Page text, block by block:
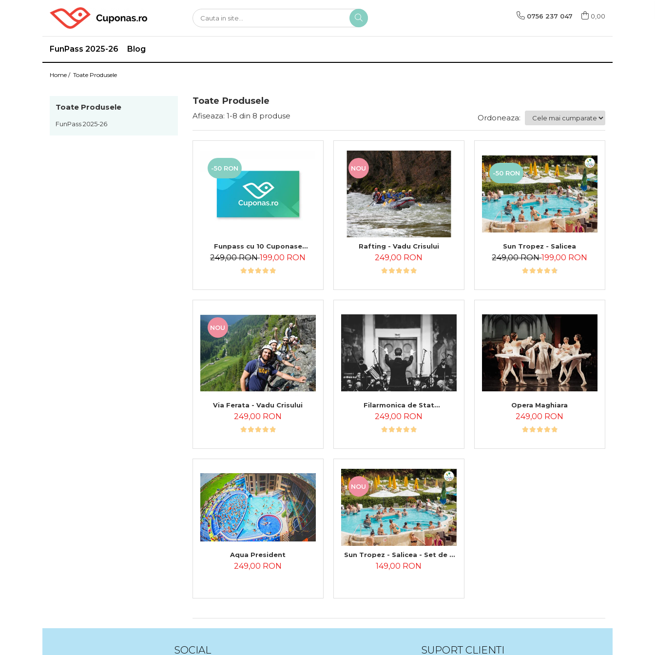
0756 237 047 0,00
FunPass 2025-26 Blog
Home / Toate Produsele
Toate Produsele
Toate Produsele
FunPass 2025-26
Afiseaza: 1-8 din 8 produse Ordoneaza:
-50 RON
Funpass cu 10 Cuponase
Universale
249,00 RON199,00 RON
NOU
Rafting - Vadu Crisului
249,00 RON
-50 RON
Sun Tropez - Salicea
249,00 RON199,00 RON
NOU
Via Ferata - Vadu Crisului
249,00 RON
Filarmonica de Stat
„Transilvania”
249,00 RON
Opera Maghiara
249,00 RON
Aqua President
249,00 RON
NOU
Sun Tropez - Salicea - Set de 5
Cuponase
149,00 RON
SOCIAL SUPORT CLIENTI